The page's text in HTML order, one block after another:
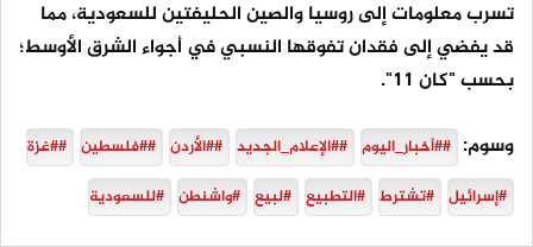
تسرب معلومات إلى روسيا والصين الحليفتين للسعودية، مما
قد يفضي إلى فقدان تفوقها النسبي في أجواء الشرق الأوسط؛
بحسب "كان 11".
وسوم: ##أخبار_اليوم ##الإعلام_الجديد ##الأردن ##فلسطين ##غزة
#إسرائيل #تشترط #التطبيع #لبيع #واشنطن #للسعودية